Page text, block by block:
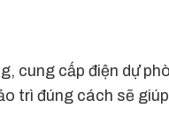
cung cấp điện dự
trì đúng cách sẽ